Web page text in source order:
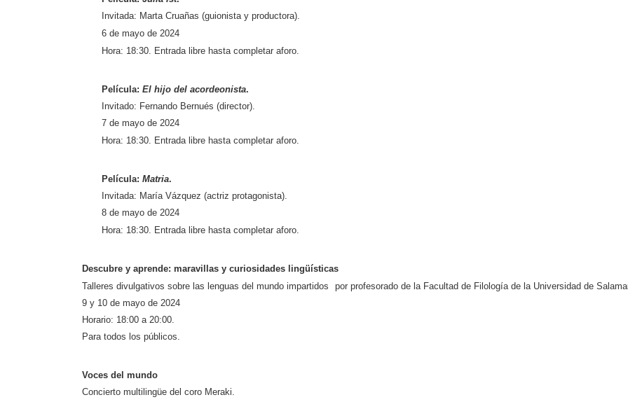
Invitada: Marta Cruañas (guionista y productora).
6 de mayo de 2024
Hora: 18:30. Entrada libre hasta completar aforo.
Película: El hijo del acordeonista.
Invitado: Fernando Bernués (director).
7 de mayo de 2024
Hora: 18:30. Entrada libre hasta completar aforo.
Película: Matria.
Invitada: María Vázquez (actriz protagonista).
8 de mayo de 2024
Hora: 18:30. Entrada libre hasta completar aforo.
Descubre y aprende: maravillas y curiosidades lingüísticas
Talleres divulgativos sobre las lenguas del mundo impartidos
por profesorado de la Facultad de Filología de la Universidad de
9 y 10 de mayo de 2024
Horario: 18:00 a 20:00.
Para todos los públicos.
Voces del mundo
Concierto multilingüe del coro Meraki.